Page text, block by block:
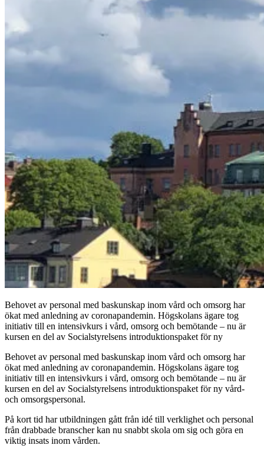
Behovet av personal med baskunskap inom vård och omsorg har
ökat med anledning av coronapandemin. Högskolans ägare tog
initiativ till en intensivkurs i vård, omsorg och bemötande – nu är
kursen en del av Socialstyrelsens introduktionspaket för ny
Behovet av personal med baskunskap inom vård och omsorg har
ökat med anledning av coronapandemin. Högskolans ägare tog
initiativ till en intensivkurs i vård, omsorg och bemötande – nu är
kursen en del av Socialstyrelsens introduktionspaket för ny vård-
och omsorgspersonal.
På kort tid har utbildningen gått från idé till verklighet och personal
från drabbade branscher kan nu snabbt skola om sig och göra en
viktig insats inom vården.